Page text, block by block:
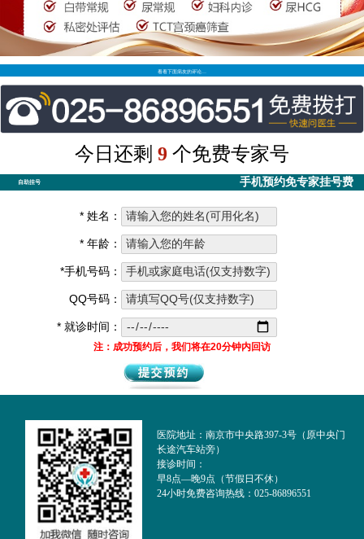
看看下面病友的评论…
今日还剩 9 个免费专家号
自助挂号 手机预约免专家挂号费
* 姓名：
* 年龄：
*手机号码：
QQ号码：
* 就诊时间：
注：成功预约后，我们将在20分钟内回访
医院地址：南京市中央路397-3号（原中央门
长途汽车站旁）
接诊时间：
早8点—晚9点（节假日不休）
24小时免费咨询热线：025-86896551